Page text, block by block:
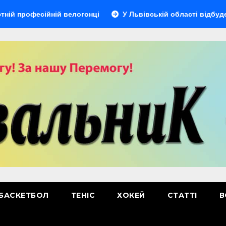
велогонці У Львівській області відбудеться
ТЕНІС ХОКЕЙ СТАТТІ